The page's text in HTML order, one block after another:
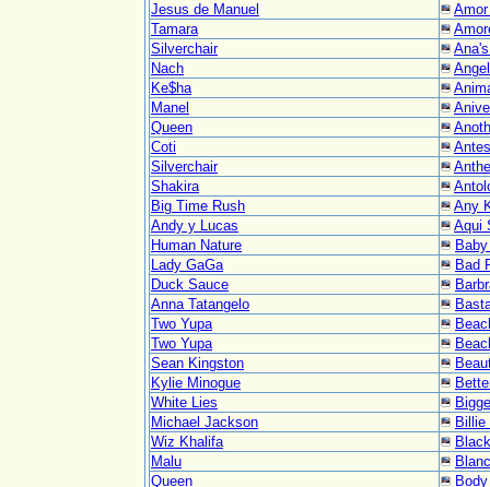
Jesus de Manuel
Tamara
Silverchair
Nach
Angel
Ke$ha
Manel
Queen
Coti
Silverchair
Shakira
Big Time Rush
Any
Andy y Lucas
Aqui
Human Nature
Lady GaGa
Bad
Duck Sauce
Anna Tatangelo
Two Yupa
Two Yupa
Sean Kingston
Kylie Minogue
White Lies
Michael Jackson
Billie
Wiz Khalifa
Malu
Queen